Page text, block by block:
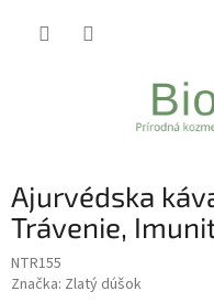
Ajurvédska
Trávenie,
NTR155
Značka: Zlatý dúšok